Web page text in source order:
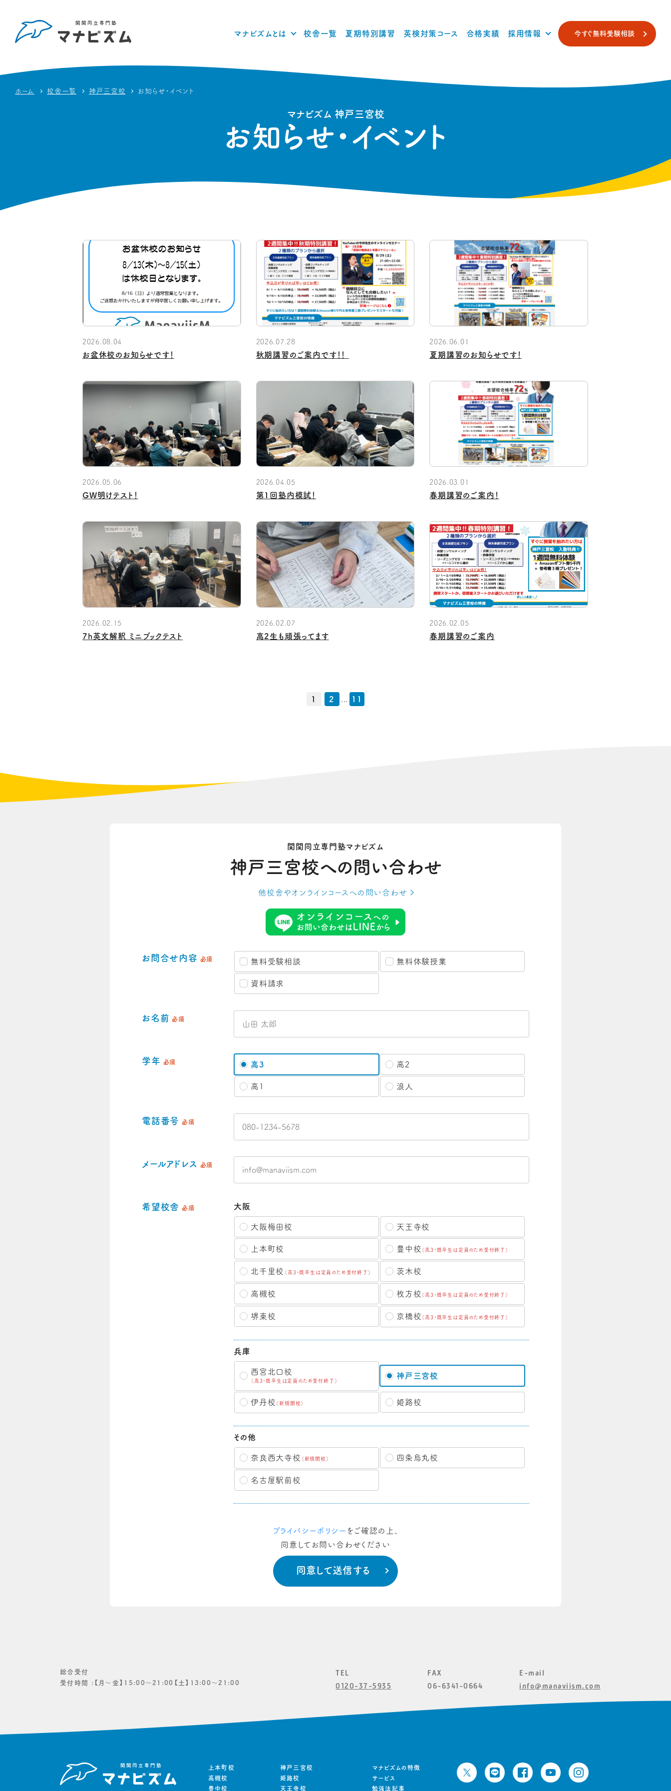
マナビズムとは 校舎一覧 夏期特別講習 英検対策コース 合格実績 採用情報 今すぐ無料受験相談
ホーム 校舎一覧 神戸三宮校 お知らせ・イベント
マナビズム 神戸三宮校
お知らせ・イベント
2026.08.04
お盆休校のお知らせです！
2026.07.28
秋期講習のご案内です！！ ⁡
2026.06.01
夏期講習のお知らせです！
2026.05.06
GW明けテスト！
2026.04.05
第1回塾内模試！
2026.03.01
春期講習のご案内！
2026.02.15
7h英文解釈 ミニブックテスト
2026.02.07
高2生も頑張ってます
2026.02.05
春期講習のご案内
1 2 11
関関同立専門塾マナビズム
神戸三宮校への問い合わせ
他校舎やオンラインコースへの 問い合わせ
お問合せ内容 必須 無料受験相談 無料体験授業
資料請求
お名前 必須
学年 必須 高3 高2
高1 浪人
電話番号 必須
メールアドレス 必須
希望校舎 必須 大阪
大阪梅田校 天王寺校
上本町校 豊中校 （高3・既卒生は定員のため受付終了）
北千里校 （高3・既卒生は定員のため受付終了） 茨木校
高槻校 枚方校 （高3・既卒生は定員のため受付終了）
堺東校 京橋校 （高3・既卒生は定員のため受付終了）
兵庫
西宮北口校
（高3・既卒生は定員のため受付終了）
神戸三宮校
伊丹校 （新規開校） 姫路校
その他
奈良西大寺校 （新規開校） 四条烏丸校
名古屋駅前校
プライバシーポリシー をご確認の上、
同意してお問い合わせください
総合受付
受付時間 : 【月〜金】15:00〜21:00【土】13:00〜21:00
TEL
0120-37-5935
FAX
06-6341-0664
E-mail
info@manaviism.com
上本町校
高槻校
豊中校
神戸三宮校
姫路校
天王寺校
マナビズムの特徴
サービス
勉強法記事